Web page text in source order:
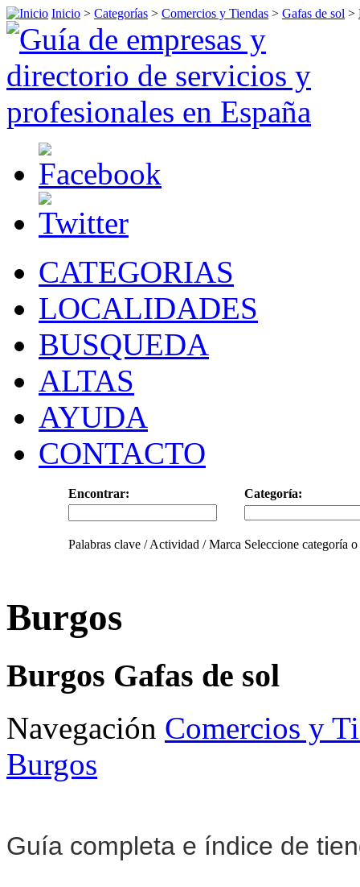
Inicio > Categorías > Comercios y Tiendas > Gafas de sol >
CATEGORIAS
LOCALIDADES
BUSQUEDA
ALTAS
AYUDA
CONTACTO
Encontrar: Categoría:
Palabras clave / Actividad / Marca Seleccione categoría
Burgos
Burgos Gafas de sol
Navegación Comercios y
Burgos
Guía completa e índice de